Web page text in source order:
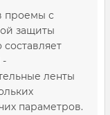
проемы с
защиты
-
ленты
параметров.